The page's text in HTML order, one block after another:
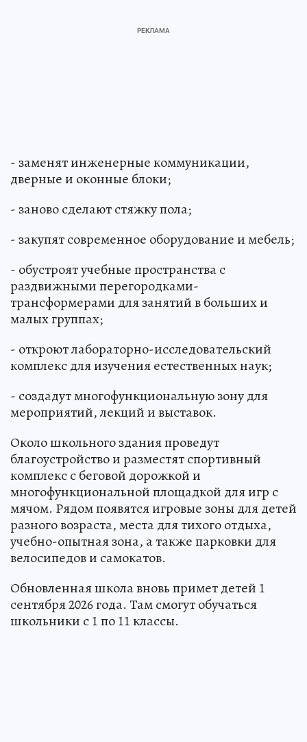
- заменят инженерные коммуникации,
дверные и оконные блоки;
- заново сделают стяжку пола;
- закупят современное оборудование и мебель;
- обустроят учебные пространства с
раздвижными перегородками-
трансформерами для занятий в больших и
малых группах;
- откроют лабораторно-исследовательский
комплекс для изучения естественных наук;
- создадут многофункциональную зону для
мероприятий, лекций и выставок.
Около школьного здания проведут
благоустройство и разместят спортивный
комплекс с беговой дорожкой и
многофункциональной площадкой для игр с
мячом. Рядом появятся игровые зоны для детей
разного возраста, места для тихого отдыха,
учебно-опытная зона, а также парковки для
велосипедов и самокатов.
Обновленная школа вновь примет детей 1
сентября 2026 года. Там смогут обучаться
школьники с 1 по 11 классы.